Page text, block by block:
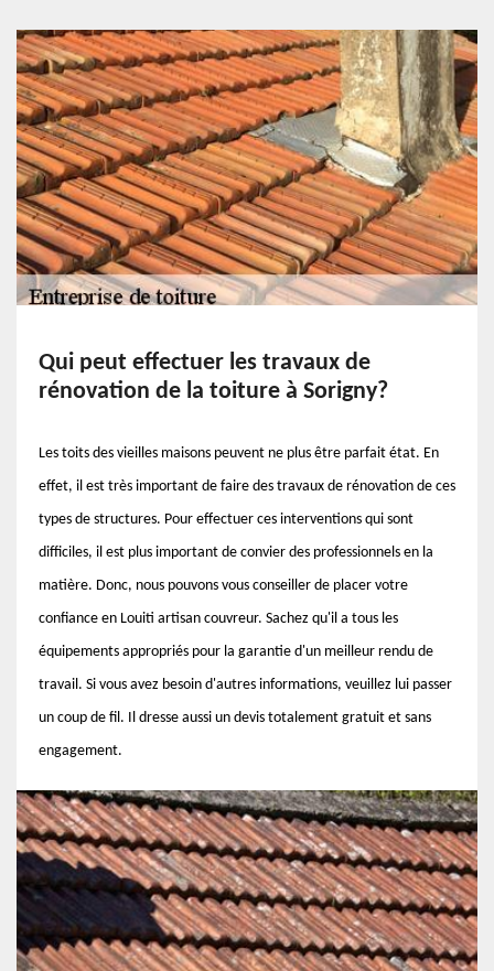
Qui peut effectuer les travaux de
rénovation de la toiture à Sorigny?
Les toits des vieilles maisons peuvent ne plus être parfait état. En
effet, il est très important de faire des travaux de rénovation de ces
types de structures. Pour effectuer ces interventions qui sont
difficiles, il est plus important de convier des professionnels en la
matière. Donc, nous pouvons vous conseiller de placer votre
confiance en Louiti artisan couvreur. Sachez qu'il a tous les
équipements appropriés pour la garantie d'un meilleur rendu de
travail. Si vous avez besoin d'autres informations, veuillez lui passer
un coup de fil. Il dresse aussi un devis totalement gratuit et sans
engagement.